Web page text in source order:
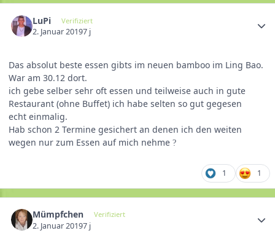
LuPi Verifiziert
2. Januar 20197 j
Das absolut beste essen gibts im neuen bamboo im Ling Bao.
War am 30.12 dort.
ich gebe selber sehr oft essen und teilweise auch in gute
Restaurant (ohne Buffet) ich habe selten so gut gegesen
echt einmalig.
Hab schon 2 Termine gesichert an denen ich den weiten
wegen nur zum Essen auf mich nehme ?
1 1
Mümpfchen Verifiziert
2. Januar 20197 j